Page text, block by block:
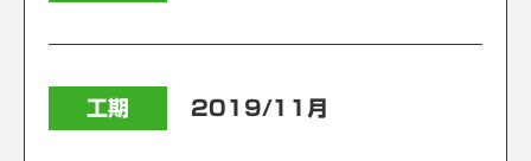
工期 2019/11月